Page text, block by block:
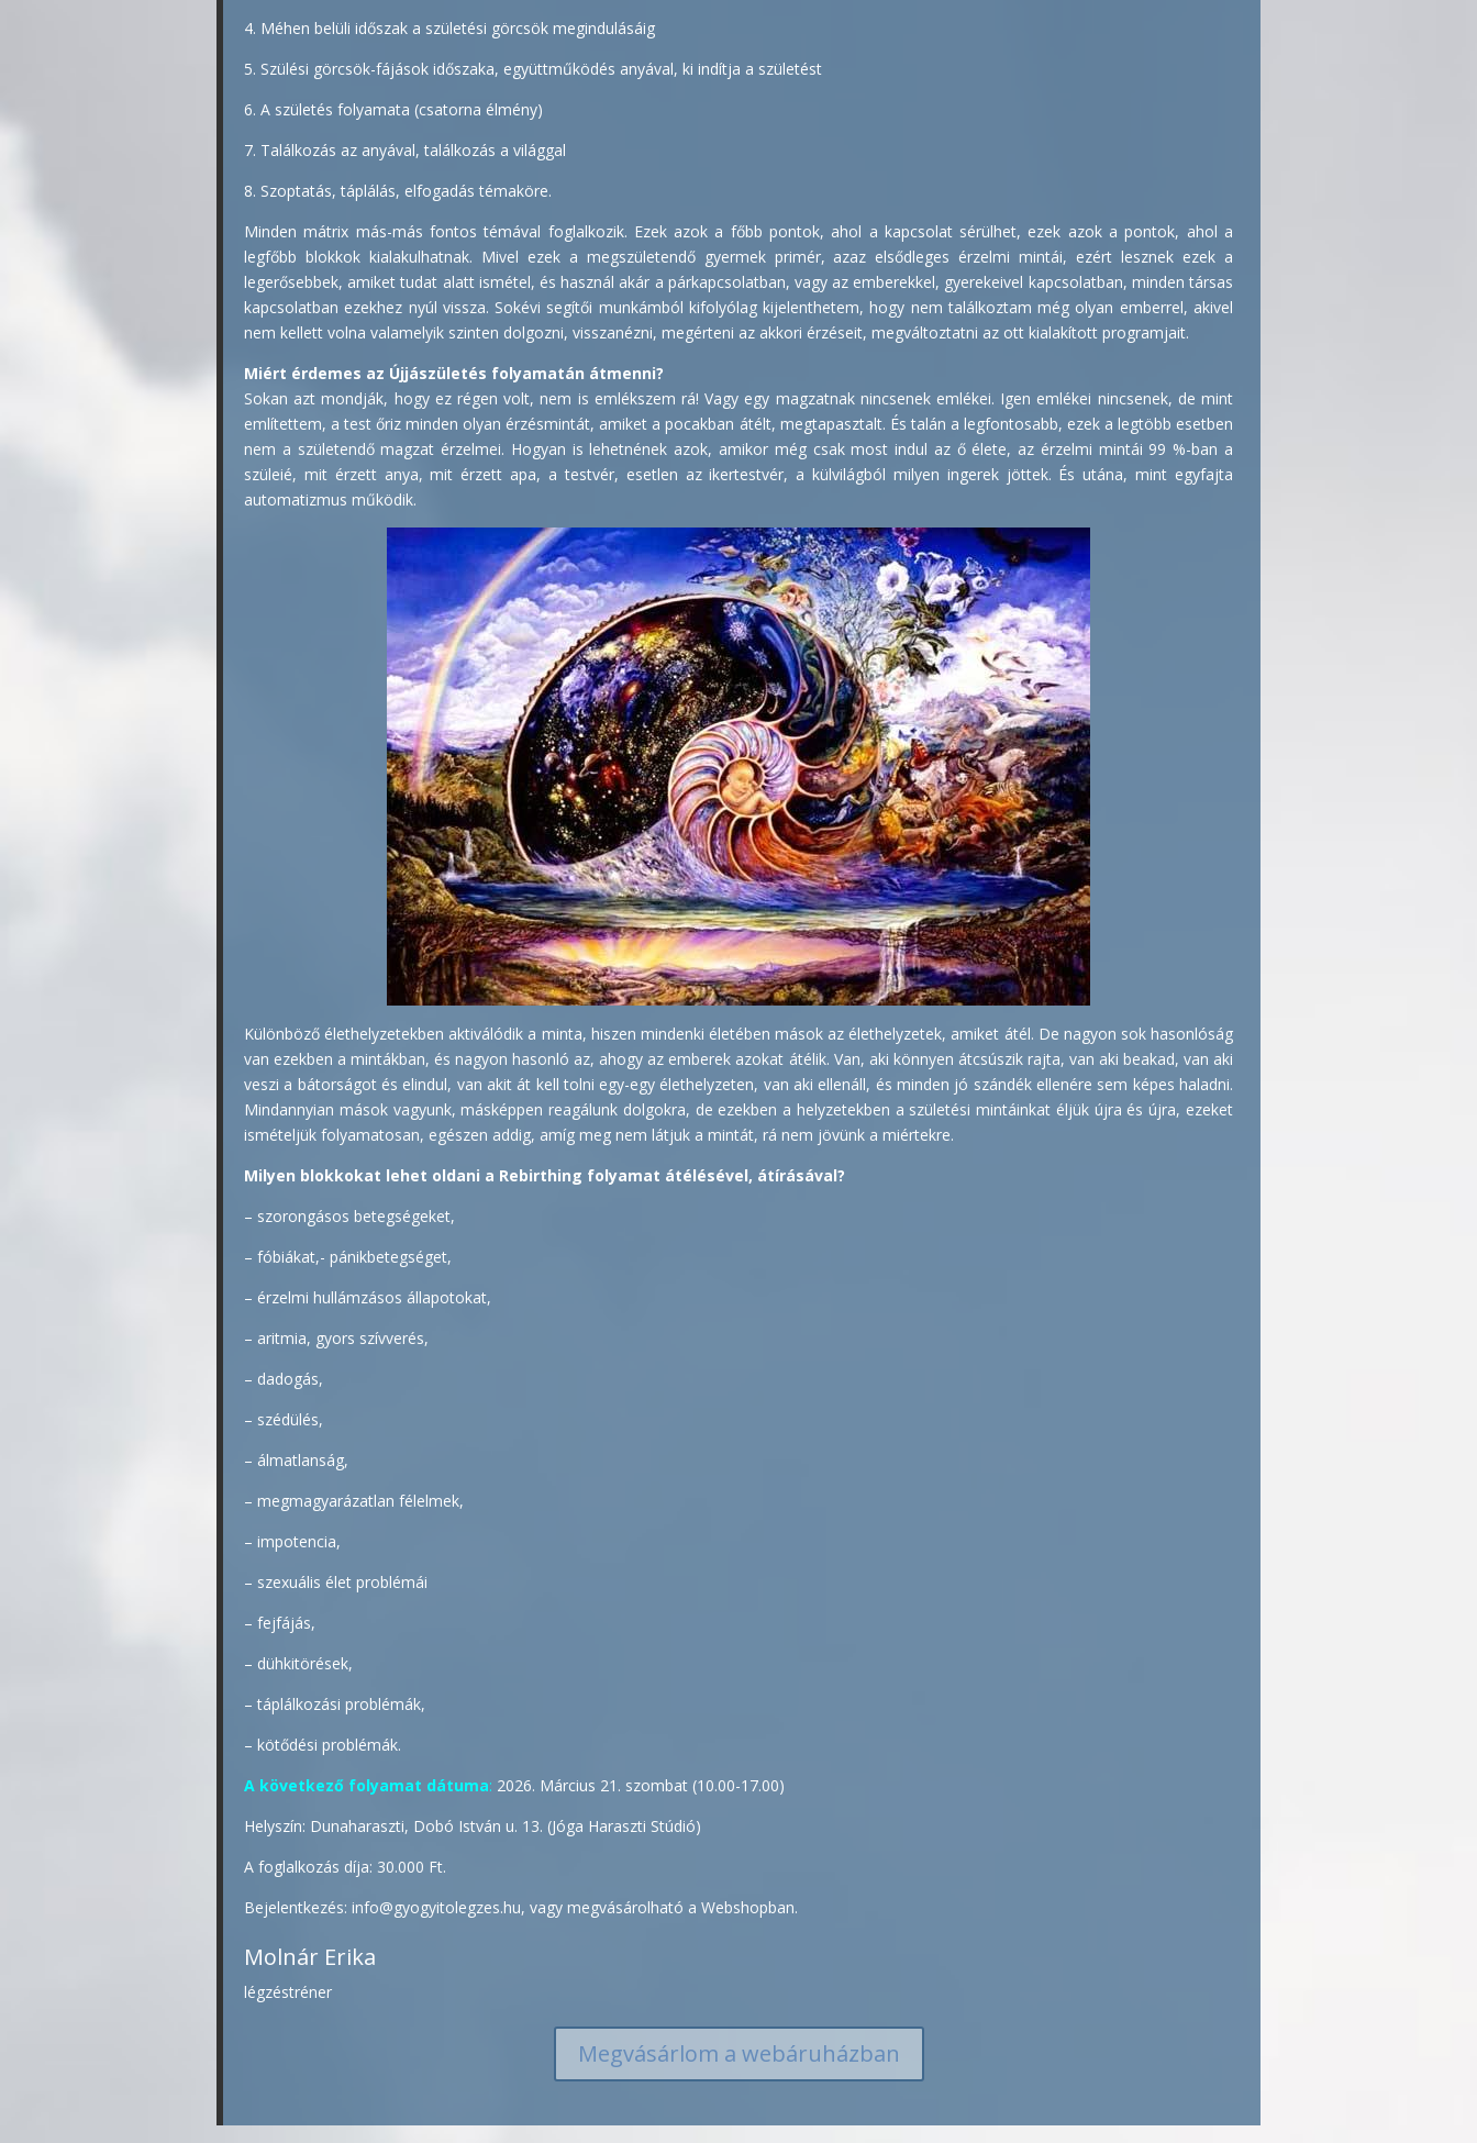
4. Méhen belüli időszak a születési görcsök megindulásáig
5. Szülési görcsök-fájások időszaka, együttműködés anyával, ki indítja a születést
6. A születés folyamata (csatorna élmény)
7. Találkozás az anyával, találkozás a világgal
8. Szoptatás, táplálás, elfogadás témaköre.
Minden mátrix más-más fontos témával foglalkozik. Ezek azok a főbb pontok, ahol a kapcsolat sérülhet, ezek azok a pontok, ahol a
legfőbb blokkok kialakulhatnak. Mivel ezek a megszületendő gyermek primér, azaz elsődleges érzelmi mintái, ezért lesznek ezek a
legerősebbek, amiket tudat alatt ismétel, és használ akár a párkapcsolatban, vagy az emberekkel, gyerekeivel kapcsolatban, minden társas
kapcsolatban ezekhez nyúl vissza. Sokévi segítői munkámból kifolyólag kijelenthetem, hogy nem találkoztam még olyan emberrel, akivel
nem kellett volna valamelyik szinten dolgozni, visszanézni, megérteni az akkori érzéseit, megváltoztatni az ott kialakított programjait.
Miért érdemes az Újjászületés folyamatán átmenni?
Sokan azt mondják, hogy ez régen volt, nem is emlékszem rá! Vagy egy magzatnak nincsenek emlékei. Igen emlékei nincsenek, de mint
említettem, a test őriz minden olyan érzésmintát, amiket a pocakban átélt, megtapasztalt. És talán a legfontosabb, ezek a legtöbb esetben
nem a születendő magzat érzelmei. Hogyan is lehetnének azok, amikor még csak most indul az ő élete, az érzelmi mintái 99 %-ban a
szüleié, mit érzett anya, mit érzett apa, a testvér, esetlen az ikertestvér, a külvilágból milyen ingerek jöttek. És utána, mint egyfajta
automatizmus működik.
Különböző élethelyzetekben aktiválódik a minta, hiszen mindenki életében mások az élethelyzetek, amiket átél. De nagyon sok hasonlóság
van ezekben a mintákban, és nagyon hasonló az, ahogy az emberek azokat átélik. Van, aki könnyen átcsúszik rajta, van aki beakad, van aki
veszi a bátorságot és elindul, van akit át kell tolni egy-egy élethelyzeten, van aki ellenáll, és minden jó szándék ellenére sem képes haladni.
Mindannyian mások vagyunk, másképpen reagálunk dolgokra, de ezekben a helyzetekben a születési mintáinkat éljük újra és újra, ezeket
ismételjük folyamatosan, egészen addig, amíg meg nem látjuk a mintát, rá nem jövünk a miértekre.
Milyen blokkokat lehet oldani a Rebirthing folyamat átélésével, átírásával?
– szorongásos betegségeket,
– fóbiákat,- pánikbetegséget,
– érzelmi hullámzásos állapotokat,
– aritmia, gyors szívverés,
– dadogás,
– szédülés,
– álmatlanság,
– megmagyarázatlan félelmek,
– impotencia,
– szexuális élet problémái
– fejfájás,
– dühkitörések,
– táplálkozási problémák,
– kötődési problémák.
A következő folyamat dátuma: 2026. Március 21. szombat (10.00-17.00)
Helyszín: Dunaharaszti, Dobó István u. 13. (Jóga Haraszti Stúdió)
A foglalkozás díja: 30.000 Ft.
Bejelentkezés: info@gyogyitolegzes.hu, vagy megvásárolható a Webshopban.
Molnár Erika
légzéstréner
Megvásárlom a webáruházban